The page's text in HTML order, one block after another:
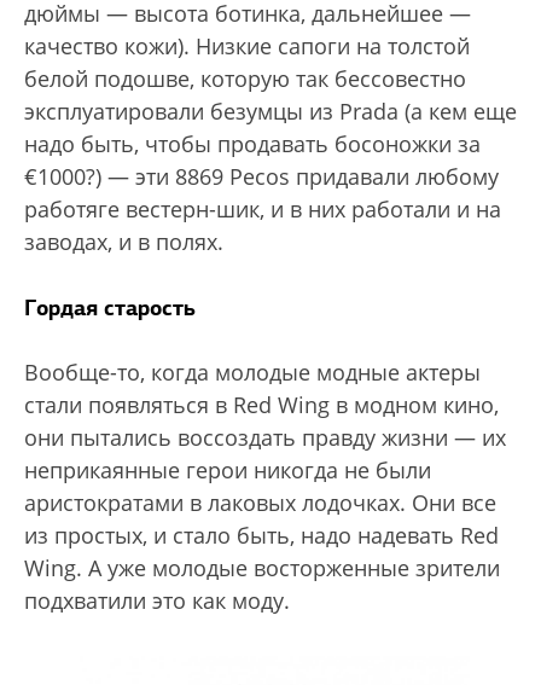
дюймы — высота ботинка, дальнейшее —
качество кожи). Низкие сапоги на толстой
белой подошве, которую так бессовестно
эксплуатировали безумцы из Prada (а кем еще
надо быть, чтобы продавать босоножки за
€1000?) — эти 8869 Pecos придавали любому
работяге вестерн-шик, и в них работали и на
заводах, и в полях.
Гордая старость
Вообще-то, когда молодые модные актеры
стали появляться в Red Wing в модном кино,
они пытались воссоздать правду жизни — их
неприкаянные герои никогда не были
аристократами в лаковых лодочках. Они все
из простых, и стало быть, надо надевать Red
Wing. А уже молодые восторженные зрители
подхватили это как моду.